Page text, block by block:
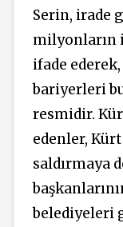
Serin, irade
milyonların
ifade
bariyerleri
resmidir.
edenler,
saldırmaya
belediyeleri